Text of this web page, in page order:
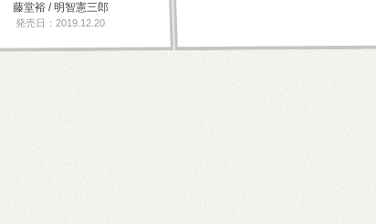
藤堂裕 / 明智憲三郎
発売日：2019.12.20